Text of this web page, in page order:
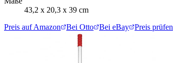
43,2 x 20,3 x 39 cm
Preis auf Amazon
Bei Otto Bei eBay Preis prüfen